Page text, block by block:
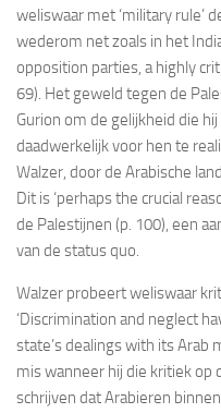
weliswaar met ‘military rule’
wederom net zoals in het
opposition parties, a highly
69). Het geweld tegen de
Gurion om de gelijkheid die
daadwerkelijk voor hen te
Walzer, door de Arabische
Dit is ‘perhaps the crucial
de Palestijnen (p. 100), een
van de status quo.
Walzer probeert weliswaar
‘Discrimination and neglect
state’s dealings with its Arab
mis wanneer hij die kritiek op
schrijven dat Arabieren